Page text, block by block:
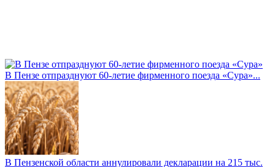
В Пензе отпразднуют 60-летие фирменного поезда «Сура»...
В Пензенской области аннулировали декларации на 215 тыс.